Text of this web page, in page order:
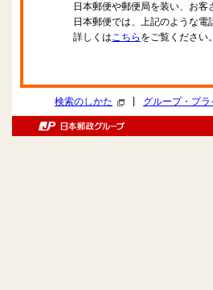
日本郵便や郵便局を装い、お
日本郵便では、上記のような
詳しくはこちら をご覧ください。
検索のしかた グループ・プ